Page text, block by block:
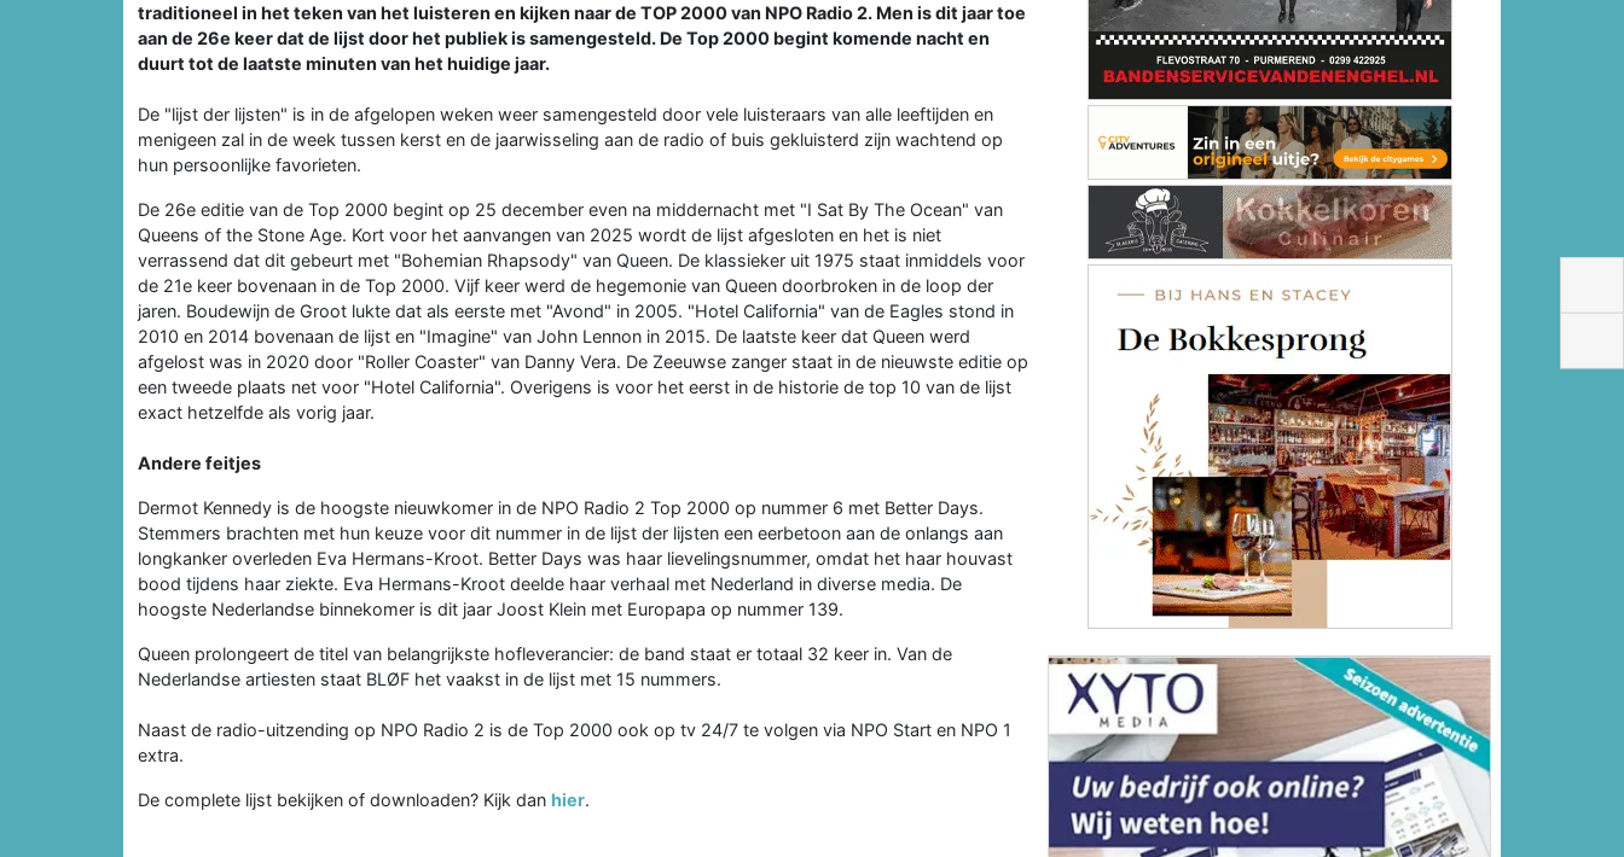
traditioneel in het teken van het luisteren en kijken naar de TOP 2000 van NPO Radio 2. Men is dit jaar toe
aan de 26e keer dat de lijst door het publiek is samengesteld. De Top 2000 begint komende nacht en
duurt tot de laatste minuten van het huidige jaar.
De "lijst der lijsten" is in de afgelopen weken weer samengesteld door vele luisteraars van alle leeftijden en
menigeen zal in de week tussen kerst en de jaarwisseling aan de radio of buis gekluisterd zijn wachtend op
hun persoonlijke favorieten.
De 26e editie van de Top 2000 begint op 25 december even na middernacht met "I Sat By The Ocean" van
Queens of the Stone Age. Kort voor het aanvangen van 2025 wordt de lijst afgesloten en het is niet
verrassend dat dit gebeurt met "Bohemian Rhapsody" van Queen. De klassieker uit 1975 staat inmiddels voor
de 21e keer bovenaan in de Top 2000. Vijf keer werd de hegemonie van Queen doorbroken in de loop der
jaren. Boudewijn de Groot lukte dat als eerste met "Avond" in 2005. "Hotel California" van de Eagles stond in
2010 en 2014 bovenaan de lijst en "Imagine" van John Lennon in 2015. De laatste keer dat Queen werd
afgelost was in 2020 door "Roller Coaster" van Danny Vera. De Zeeuwse zanger staat in de nieuwste editie op
een tweede plaats net voor "Hotel California". Overigens is voor het eerst in de historie de top 10 van de lijst
exact hetzelfde als vorig jaar.
Andere feitjes
Dermot Kennedy is de hoogste nieuwkomer in de NPO Radio 2 Top 2000 op nummer 6 met Better Days.
Stemmers brachten met hun keuze voor dit nummer in de lijst der lijsten een eerbetoon aan de onlangs aan
longkanker overleden Eva Hermans-Kroot. Better Days was haar lievelingsnummer, omdat het haar houvast
bood tijdens haar ziekte. Eva Hermans-Kroot deelde haar verhaal met Nederland in diverse media. De
hoogste Nederlandse binnekomer is dit jaar Joost Klein met Europapa op nummer 139.
Queen prolongeert de titel van belangrijkste hofleverancier: de band staat er totaal 32 keer in. Van de
Nederlandse artiesten staat BLØF het vaakst in de lijst met 15 nummers.
Naast de radio-uitzending op NPO Radio 2 is de Top 2000 ook op tv 24/7 te volgen via NPO Start en NPO 1
extra.
De complete lijst bekijken of downloaden? Kijk dan hier.